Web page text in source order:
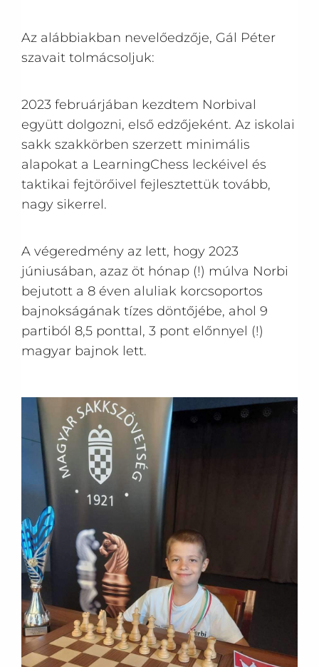
Az alábbiakban nevelőedzője, Gál Péter
szavait tolmácsoljuk:
2023 februárjában kezdtem Norbival
együtt dolgozni, első edzőjeként. Az iskolai
sakk szakkörben szerzett minimális
alapokat a LearningChess leckéivel és
taktikai fejtörőivel fejlesztettük tovább,
nagy sikerrel.
A végeredmény az lett, hogy 2023
júniusában, azaz öt hónap (!) múlva Norbi
bejutott a 8 éven aluliak korcsoportos
bajnokságának tízes döntőjébe, ahol 9
partiból 8,5 ponttal, 3 pont előnnyel (!)
magyar bajnok lett.